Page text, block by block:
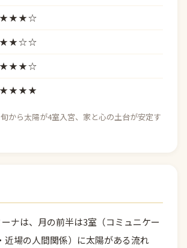
から太陽が4室入宮、家と心の土台が安定す
ナは、月の前半は3室（コミュニケー
近場の人間関係）に太陽がある流れ